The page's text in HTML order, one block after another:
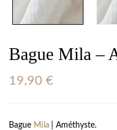
Bague Mila –
19,90 €
Bague Mila | Améthyste.